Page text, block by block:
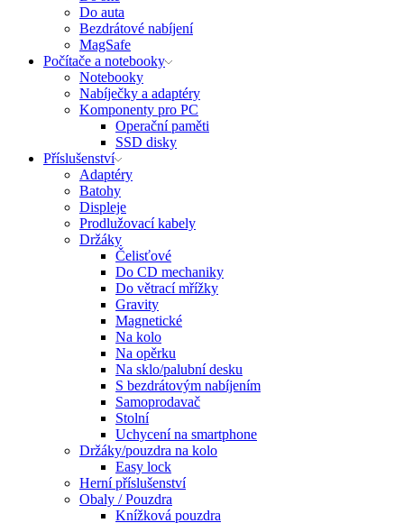
Do auta
Bezdrátové nabíjení
MagSafe
Počítače a notebooky
Notebooky
Nabíječky a adaptéry
Komponenty pro PC
Operační paměti
SSD disky
Příslušenství
Adaptéry
Batohy
Displeje
Prodlužovací kabely
Držáky
Čelisťové
Do CD mechaniky
Do větrací mřížky
Gravity
Magnetické
Na kolo
Na opěrku
Na sklo/palubní desku
S bezdrátovým nabíjením
Samoprodavač
Stolní
Uchycení na smartphone
Držáky/pouzdra na kolo
Easy lock
Herní příslušenství
Obaly / Pouzdra
Knížková pouzdra